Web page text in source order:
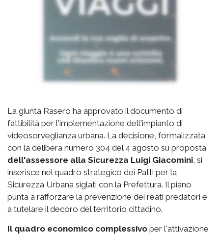
La giunta Rasero ha approvato il documento di
fattibilità per l'implementazione dell'impianto di
videosorveglianza urbana. La decisione, formalizzata
con la delibera numero 304 del 4 agosto su proposta
dell'assessore alla Sicurezza Luigi Giacomini , si
inserisce nel quadro strategico dei Patti per la
Sicurezza Urbana siglati con la Prefettura. Il piano
punta a rafforzare la prevenzione dei reati predatori e
a tutelare il decoro del territorio cittadino.
Il quadro economico complessivo per l'attivazione